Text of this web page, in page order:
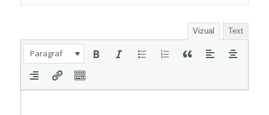
Vizual Text
Paragraf